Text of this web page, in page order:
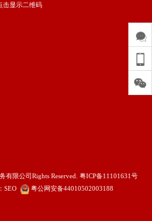
击显示二维码
限公司Rights Reserved. 粤ICP备11101631号
SEO 粤公网安备44010502003188